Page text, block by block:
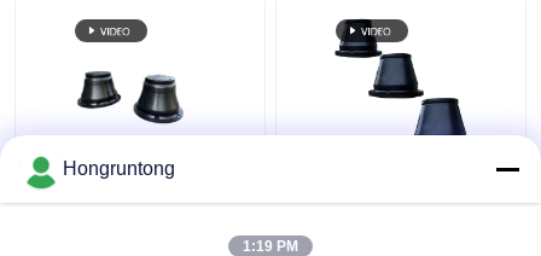
600 এইচ শঙ্কু ইমপ্যাক্ট ফেন্ডার
হালকা ওজন টেকসই রাবার সহজ
ফেন্ডার প্রশস্ত যোগাযোগ মুখ
শক্তি দক্ষ ক্ষয় প্রতিরোধী
Hongruntong
1:19 PM